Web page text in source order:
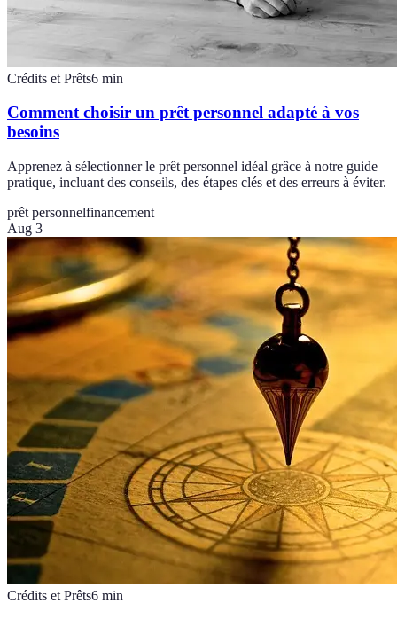
Crédits et Prêts6 min
Comment choisir un prêt personnel adapté à vos
besoins
Apprenez à sélectionner le prêt personnel idéal grâce à notre guide
pratique, incluant des conseils, des étapes clés et des erreurs à éviter.
prêt personnelfinancement
Aug 3
Crédits et Prêts6 min